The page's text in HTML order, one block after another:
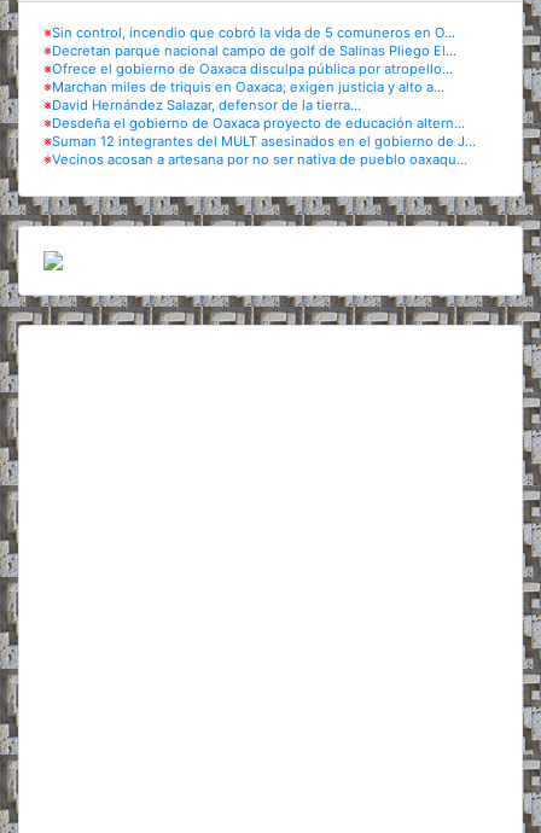
※Sin control, incendio que cobró la vida de 5 comuneros en O...
※Decretan parque nacional campo de golf de Salinas Pliego El...
※Ofrece el gobierno de Oaxaca disculpa pública por atropello...
※Marchan miles de triquis en Oaxaca; exigen justicia y alto a...
※David Hernández Salazar, defensor de la tierra...
※Desdeña el gobierno de Oaxaca proyecto de educación altern...
※Suman 12 integrantes del MULT asesinados en el gobierno de J...
※Vecinos acosan a artesana por no ser nativa de pueblo oaxaqu...